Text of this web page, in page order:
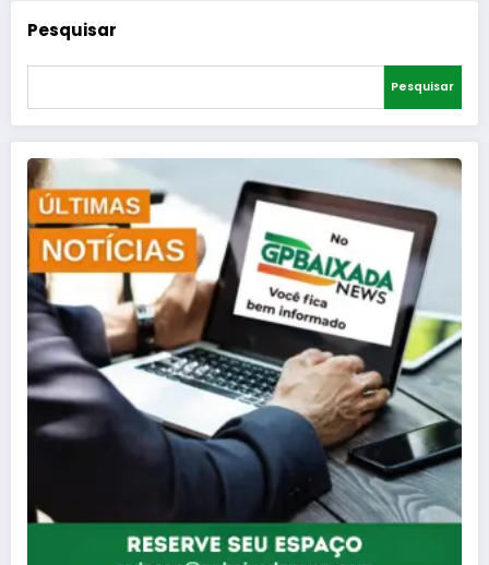
Pesquisar
Pesquisar